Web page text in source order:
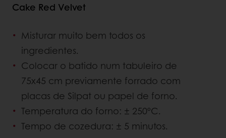
Cake Red Velvet
Misturar muito bem todos os
ingredientes.
Colocar o batido num tabuleiro de
75x45 cm previamente forrado com
placas de Silpat ou papel de forno.
Temperatura do forno: ± 250ºC.
Tempo de cozedura: ± 5 minutos.